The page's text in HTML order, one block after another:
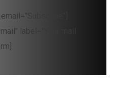
label="Your mail